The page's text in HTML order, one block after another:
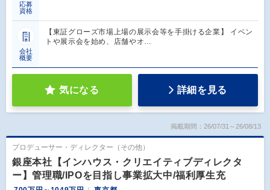
応募
資格
会社
概要
【東証グローズ市場上場の展示会等を手掛ける企業】 イベン
トや展示会を始め、店舗やオ…
気になる 詳細を見る
掲載期間：26/07/31～26/08/13
プロデューサー・ディレクター（その他）
銀座本社【インハウス・クリエイティブディレクタ
ー】管理職/IPOを目指し事業拡大中/福利厚生充